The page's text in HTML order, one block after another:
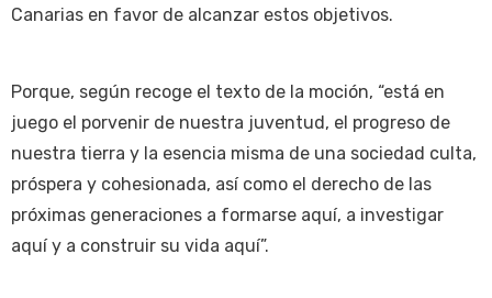
Canarias en favor de alcanzar estos objetivos.
Porque, según recoge el texto de la moción, “está en
juego el porvenir de nuestra juventud, el progreso de
nuestra tierra y la esencia misma de una sociedad culta,
próspera y cohesionada, así como el derecho de las
próximas generaciones a formarse aquí, a investigar
aquí y a construir su vida aquí”.